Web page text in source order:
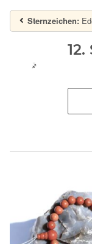
Sternzeichen:
12.